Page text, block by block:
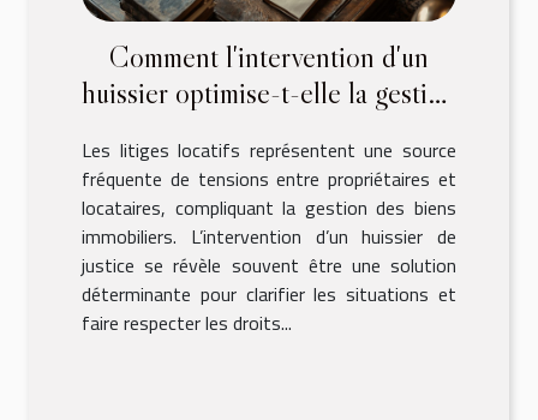
Comment l'intervention d'un
huissier optimise-t-elle la gestion
Les litiges locatifs représentent une source
fréquente de tensions entre propriétaires et
locataires, compliquant la gestion des biens
immobiliers. L’intervention d’un huissier de
justice se révèle souvent être une solution
déterminante pour clarifier les situations et
faire respecter les droits...